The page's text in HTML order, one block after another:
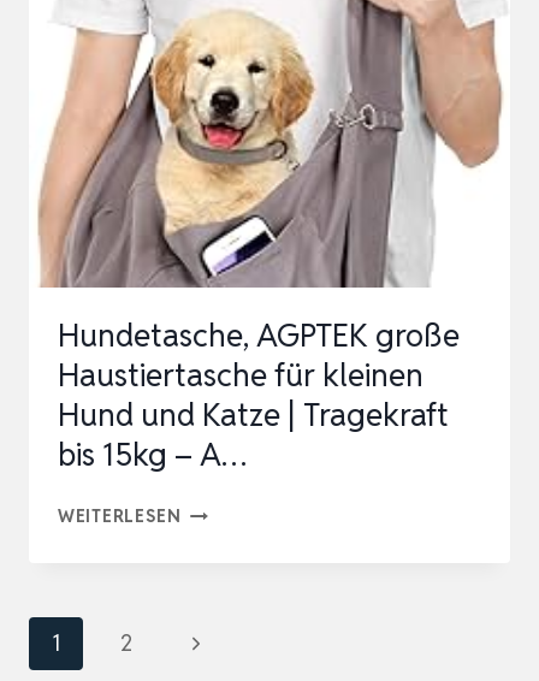
FÜR
HUNDE,
WASCHBAR
WELPENTASCHE
MIT
FUTTERBEUTEL
HUNDE,
TRAGETASCHE
KL…
Hundetasche, AGPTEK große
Haustiertasche für kleinen
Hund und Katze | Tragekraft
bis 15kg – A…
WEITERLESEN HUNDETASCHE,
ÜR K
Seitennavigation
1 2
Nächste